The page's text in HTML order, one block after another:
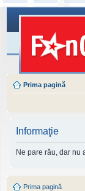
Prima pagină
Informaţie
Ne pare rău, dar nu
Prima pagină